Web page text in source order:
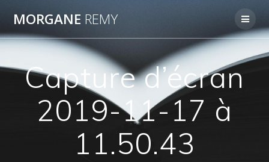
MORGANE REMY
Capture d’écran
2019-11-17 à
11.50.43